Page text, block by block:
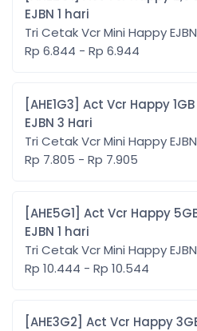
EJBN 1 hari
Tri Cetak Vcr Mini Happy EJBN
Rp 6.844 - Rp 6.944
[AHE1G3] Act Vcr Happy 1GB Nat + 0,5GB Lokal
EJBN 3 Hari
Tri Cetak Vcr Mini Happy EJBN
Rp 7.805 - Rp 7.905
[AHE5G1] Act Vcr Happy 5GB Nat + 1,5GB Lokal
EJBN 1 hari
Tri Cetak Vcr Mini Happy EJBN
Rp 10.444 - Rp 10.544
[AHE3G2] Act Vcr Happy 3GB Nat + 1GB Lokal EJBN